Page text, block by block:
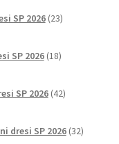
SP 2026 23izdelkov
SP 2026 18izdelkov
SP 2026 42izdelkov
dresi SP 2026 32izdelkov